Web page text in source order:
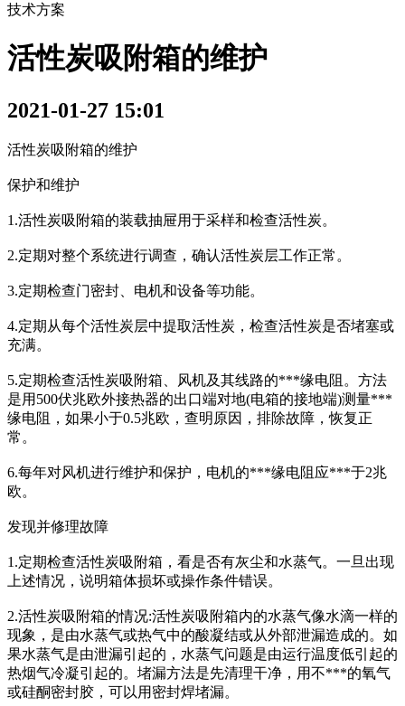
技术方案
活性炭吸附箱的维护
2021-01-27 15:01
活性炭吸附箱的维护
保护和维护
1.活性炭吸附箱的装载抽屉用于采样和检查活性炭。
2.定期对整个系统进行调查，确认活性炭层工作正常。
3.定期检查门密封、电机和设备等功能。
4.定期从每个活性炭层中提取活性炭，检查活性炭是否堵塞或
充满。
5.定期检查活性炭吸附箱、风机及其线路的***缘电阻。方法
是用500伏兆欧外接热器的出口端对地(电箱的接地端)测量***
缘电阻，如果小于0.5兆欧，查明原因，排除故障，恢复正
常。
6.每年对风机进行维护和保护，电机的***缘电阻应***于2兆
欧。
发现并修理故障
1.定期检查活性炭吸附箱，看是否有灰尘和水蒸气。一旦出现
上述情况，说明箱体损坏或操作条件错误。
2.活性炭吸附箱的情况:活性炭吸附箱内的水蒸气像水滴一样的
现象，是由水蒸气或热气中的酸凝结或从外部泄漏造成的。如
果水蒸气是由泄漏引起的，水蒸气问题是由运行温度低引起的
热烟气冷凝引起的。堵漏方法是先清理干净，用不***的氧气
或硅酮密封胶，可以用密封焊堵漏。